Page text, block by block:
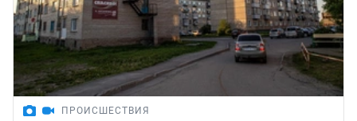
ПРОИСШЕСТВИЯ